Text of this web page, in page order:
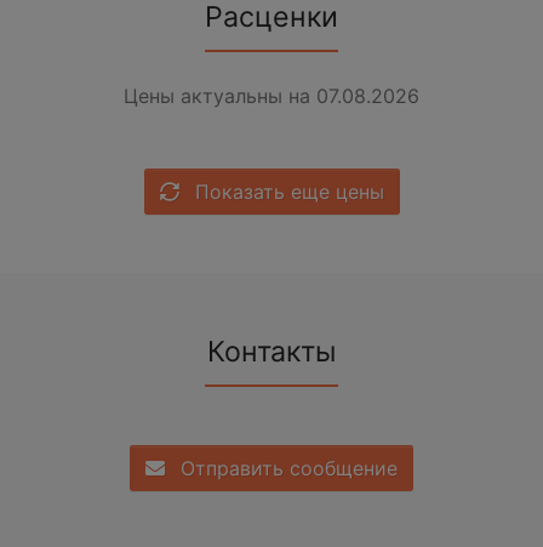
Расценки
Цены актуальны на 07.08.2026
Показать еще цены
Контакты
Отправить сообщение